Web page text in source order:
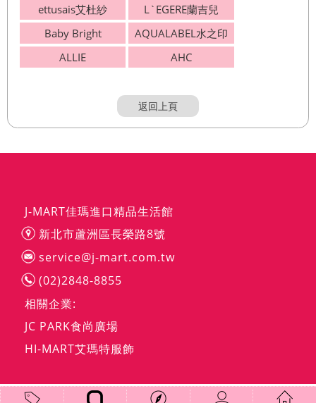
ettusais艾杜紗
L`EGERE蘭吉兒
Baby Bright
AQUALABEL水之印
ALLIE
AHC
返回上頁
J-MART佳瑪進口精品生活館
新北市蘆洲區長榮路8號
service@j-mart.com.tw
(02)2848-8855
相關企業:
JC PARK食尚廣場
HI-MART艾瑪特服飾